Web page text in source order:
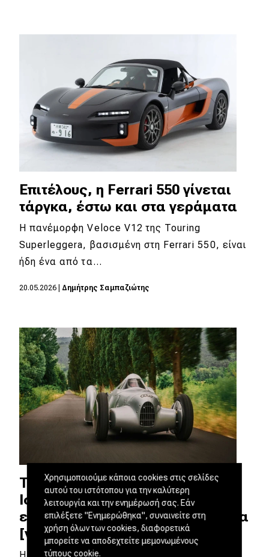
Επιτέλους, η Ferrari 550 γίνεται
τάργκα, έστω και στα γεράματα
Η πανέμορφη Veloce V12 της Touring
Superleggera, βασισμένη στη Ferrari 550, είναι
ήδη ένα από τα…
20.05.2026 Δημήτρης Σαμπαζιώτης
Το πιο ακραίο Silver Arrow της
Ιστορίας - Το Auto Union Lucca
επέστρεψε ύστερα από 90 χρόνια
[video]
Χρησιμοποιούμε κάποια cookies στις σελίδες
αυτού του ιστότοπου για την καλύτερη
λειτουργία και την ενημέρωσή σας. Εάν
επιλέξετε "Ενημερώθηκα", συναινείτε στη
χρήση όλων των cookies, διαφορετικά
μπορείτε να αποδεχτείτε μεμονωμένους
τύπους cookie.